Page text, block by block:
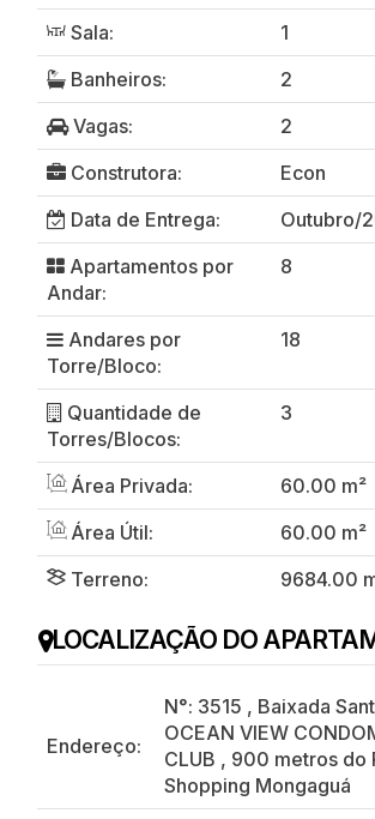
Sala:
1
Banheiros:
2
Vagas:
2
Construtora:
Econ
Data de Entrega:
Outubro/
Apartamentos por
Andar:
8
Andares por
Torre/Bloco:
18
Quantidade de
Torres/Blocos:
3
Área Privada:
60.00 m²
Área Útil:
60.00 m²
Terreno:
9684.00
LOCALIZAÇÃO DO
Endereço:
N°: 3515 , Baixada
OCEAN VIEW
CLUB , 900 metros do
Shopping Mongaguá